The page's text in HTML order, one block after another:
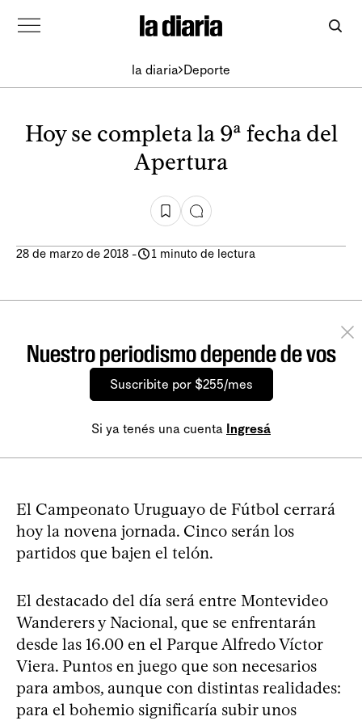
la diaria Deporte
Hoy se completa la 9ª fecha del
Apertura
28 de marzo de 2018 - 1 minuto de lectura
Nuestro periodismo depende de vos
Suscribite por $255/mes
Si ya tenés una cuenta Ingresá
El Campeonato Uruguayo de Fútbol cerrará
hoy la novena jornada. Cinco serán los
partidos que bajen el telón.
El destacado del día será entre Montevideo
Wanderers y Nacional, que se enfrentarán
desde las 16.00 en el Parque Alfredo Víctor
Viera. Puntos en juego que son necesarios
para ambos, aunque con distintas realidades:
para el bohemio significaría subir unos